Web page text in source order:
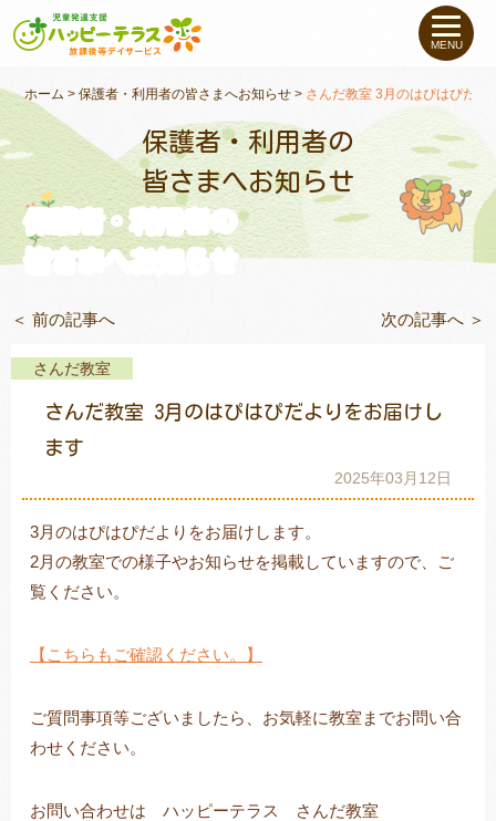
私たちについて
未就学のお子さま（０〜６才）
小学生〜高校生の お子さま
支援事例
教室一覧
MENU
ホーム >保護者・利用者の皆さまへお知らせ > さんだ教室 3月のはぴはぴだよ
保護者・利用者の
皆さまへお知らせ
保護者・利用者の
皆さまへお知らせ
＜ 前の記事へ 次の記事へ ＞
さんだ教室
さんだ教室 3月のはぴはぴだよりをお届けし
ます
2025年03月12日
3月のはぴはぴだよりをお届けします。
2月の教室での様子やお知らせを掲載していますので、ご
覧ください。
【こちらもご確認ください。】
ご質問事項等ございましたら、お気軽に教室までお問い合
わせください。
お問い合わせは ハッピーテラス さんだ教室